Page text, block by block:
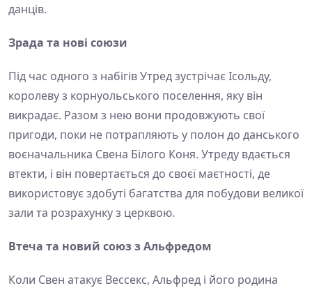
данців.
Зрада та нові союзи
Під час одного з набігів Утред зустрічає Ісольду,
королеву з корнуольського поселення, яку він
викрадає. Разом з нею вони продовжують свої
пригоди, поки не потрапляють у полон до данського
воєначальника Свена Білого Коня. Утреду вдається
втекти, і він повертається до своєї маєтності, де
використовує здобуті багатства для побудови великої
зали та розрахунку з церквою.
Втеча та новий союз з Альфредом
Коли Свен атакує Вессекс, Альфред і його родина